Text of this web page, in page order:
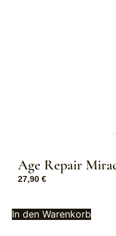
Age Repair
27,90 €
In den Warenkorb